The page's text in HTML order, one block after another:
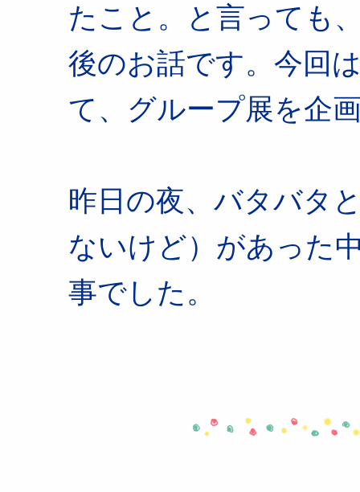
たこと。と言っても
後のお話です。今回
て、グループ展を企
昨日の夜、バタバタ
ないけど）があった
事でした。